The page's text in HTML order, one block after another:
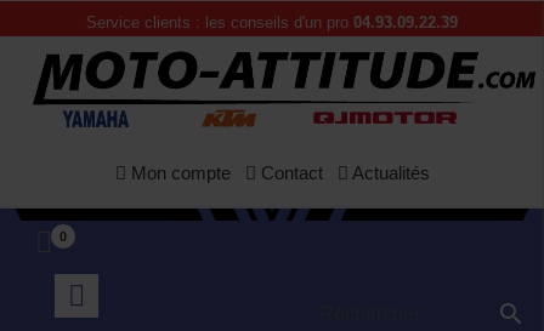
Service clients : les conseils d'un pro 04.93.09.22.39
Mon compte Contact Actualités
0
